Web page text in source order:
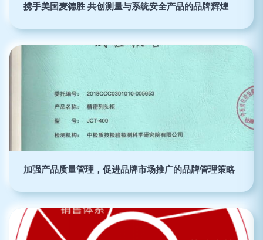
携手美国麦德胜 共创测量与系统安全产品的品牌辉煌
加强产品质量管理，促进品牌市场推广的品牌管理策略